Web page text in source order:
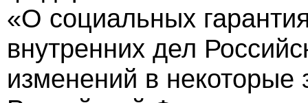
«О социальных
внутренних дел
изменений в некоторые